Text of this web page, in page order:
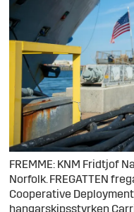
FREMME: KNM Fridtjof
Norfolk. FREGATTEN
Cooperative